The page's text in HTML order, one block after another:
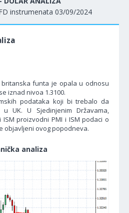
instrumenata 03/09/2024
funta je opala u odnosu
iznad nivoa 1.3100.
podataka koji bi trebalo da
UK. U Sjedinjenim Državama,
proizvodni PMI i ISM podaci o
objavljeni ovog popodneva.
analiza